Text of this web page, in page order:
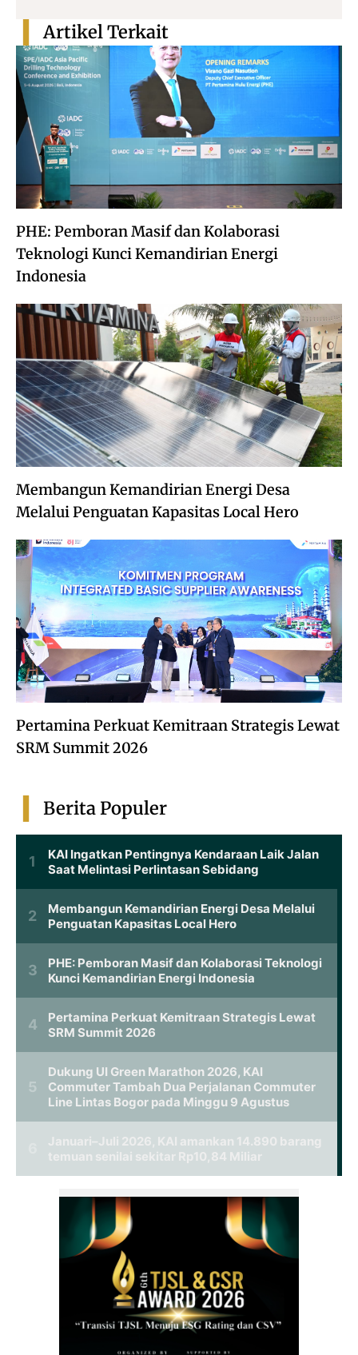
PHE: Pemboran Masif dan Kolaborasi
Teknologi Kunci Kemandirian Energi
Indonesia
Membangun Kemandirian Energi Desa
Melalui Penguatan Kapasitas Local Hero
Pertamina Perkuat Kemitraan Strategis Lewat
SRM Summit 2026
Artikel Terkait
Berita Populer